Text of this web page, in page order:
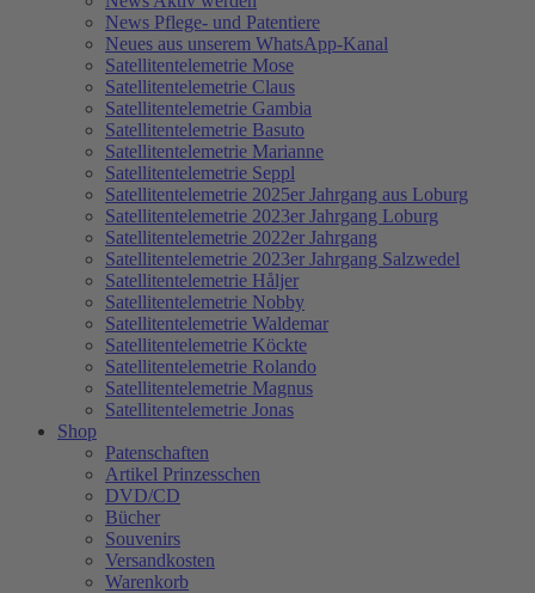
News Pflege- und Patentiere
Neues aus unserem WhatsApp-Kanal
Satellitentelemetrie Mose
Satellitentelemetrie Claus
Satellitentelemetrie Gambia
Satellitentelemetrie Basuto
Satellitentelemetrie Marianne
Satellitentelemetrie Seppl
Satellitentelemetrie 2025er Jahrgang aus Loburg
Satellitentelemetrie 2023er Jahrgang Loburg
Satellitentelemetrie 2022er Jahrgang
Satellitentelemetrie 2023er Jahrgang Salzwedel
Satellitentelemetrie Håljer
Satellitentelemetrie Nobby
Satellitentelemetrie Waldemar
Satellitentelemetrie Köckte
Satellitentelemetrie Rolando
Satellitentelemetrie Magnus
Satellitentelemetrie Jonas
Shop
Patenschaften
Artikel Prinzesschen
DVD/CD
Bücher
Souvenirs
Versandkosten
Warenkorb